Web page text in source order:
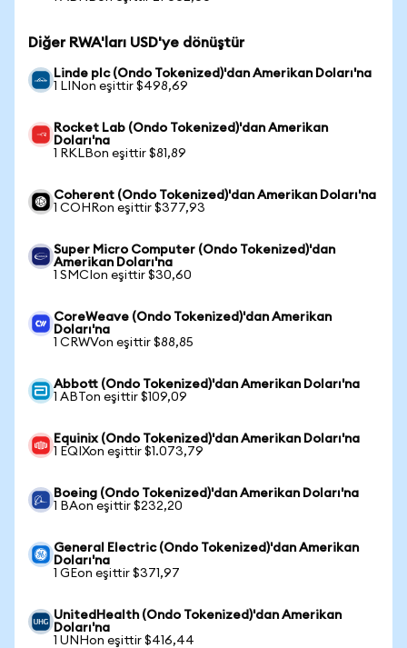
Diğer RWA'ları USD'ye dönüştür
Linde plc (Ondo Tokenized)'dan Amerikan Doları'na
1 LINon eşittir $498,69
Rocket Lab (Ondo Tokenized)'dan Amerikan
Doları'na
1 RKLBon eşittir $81,89
Coherent (Ondo Tokenized)'dan Amerikan Doları'na
1 COHRon eşittir $377,93
Super Micro Computer (Ondo Tokenized)'dan
Amerikan Doları'na
1 SMCIon eşittir $30,60
CoreWeave (Ondo Tokenized)'dan Amerikan
Doları'na
1 CRWVon eşittir $88,85
Abbott (Ondo Tokenized)'dan Amerikan Doları'na
1 ABTon eşittir $109,09
Equinix (Ondo Tokenized)'dan Amerikan Doları'na
1 EQIXon eşittir $1.073,79
Boeing (Ondo Tokenized)'dan Amerikan Doları'na
1 BAon eşittir $232,20
General Electric (Ondo Tokenized)'dan Amerikan
Doları'na
1 GEon eşittir $371,97
UnitedHealth (Ondo Tokenized)'dan Amerikan
Doları'na
1 UNHon eşittir $416,44